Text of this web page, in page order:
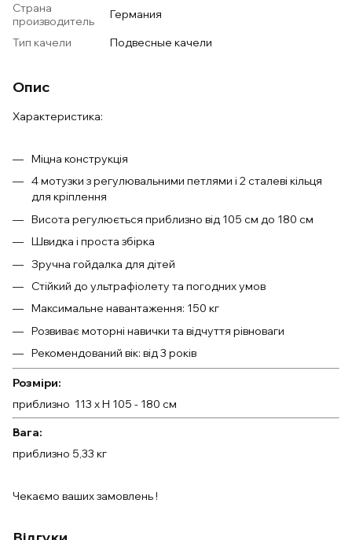
Страна
производитель
Германия
Тип качели
Подвесные качели
Опис
Характеристика:
Міцна конструкція
4 мотузки з регулювальними петлями і 2 сталеві кільця
для кріплення
Висота регулюється приблизно від 105 см до 180 см
Швидка і проста збірка
Зручна гойдалка для дітей
Стійкий до ультрафіолету та погодних умов
Максимальне навантаження: 150 кг
Розвиває моторні навички та відчуття рівноваги
Рекомендований вік: від 3 років
Розміри:
приблизно 113 x H 105 - 180 см
Вага:
приблизно 5,33 кг
Чекаємо ваших замовлень !